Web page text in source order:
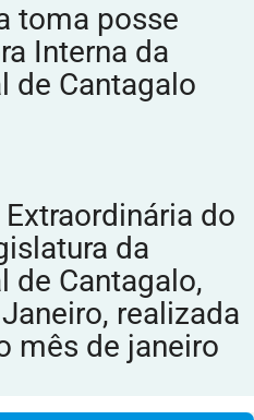
toma posse
Interna da
de Cantagalo
do
da
de Cantagalo,
realizada
mês de janeiro